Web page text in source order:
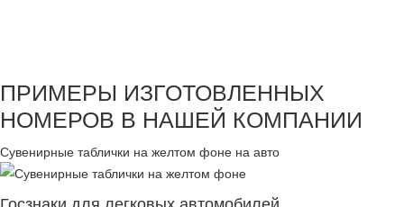
ПРИМЕРЫ ИЗГОТОВЛЕННЫХ
НОМЕРОВ В НАШЕЙ КОМПАНИИ
Сувенирные таблички на желтом фоне на авто